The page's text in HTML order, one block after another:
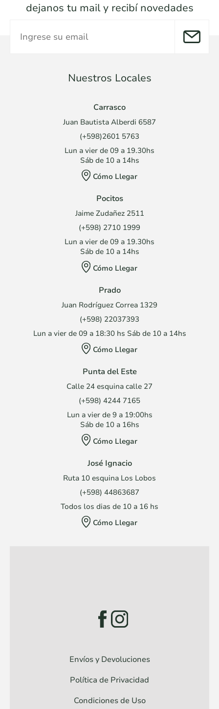
dejanos tu mail y recibí novedades
Nuestros Locales
Carrasco
Juan Bautista Alberdi 6587
(+598)2601 5763
Lun a vier de 09 a 19.30hs
Sáb de 10 a 14hs
Cómo Llegar
Pocitos
Jaime Zudañez 2511
(+598) 2710 1999
Lun a vier de 09 a 19.30hs
Sáb de 10 a 14hs
Cómo Llegar
Prado
Juan Rodríguez Correa 1329
(+598) 22037393
Lun a vier de 09 a 18:30 hs Sáb de 10 a 14hs
Cómo Llegar
Punta del Este
Calle 24 esquina calle 27
(+598) 4244 7165
Lun a vier de 9 a 19:00hs
Sáb de 10 a 16hs
Cómo Llegar
José Ignacio
Ruta 10 esquina Los Lobos
(+598) 44863687
Todos los dias de 10 a 16 hs
Cómo Llegar
Envíos y Devoluciones
Política de Privacidad
Condiciones de Uso